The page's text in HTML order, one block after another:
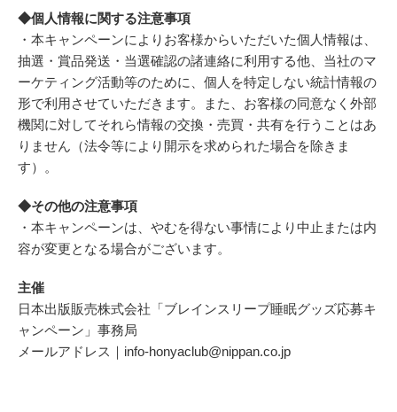
◆個人情報に関する注意事項
・本キャンペーンによりお客様からいただいた個人情報は、
抽選・賞品発送・当選確認の諸連絡に利用する他、当社のマ
ーケティング活動等のために、個人を特定しない統計情報の
形で利用させていただきます。また、お客様の同意なく外部
機関に対してそれら情報の交換・売買・共有を行うことはあ
りません（法令等により開示を求められた場合を除きま
す）。
◆その他の注意事項
・本キャンペーンは、やむを得ない事情により中止または内
容が変更となる場合がございます。
主催
日本出版販売株式会社「ブレインスリープ睡眠グッズ応募キ
ャンペーン」事務局
メールアドレス｜info-honyaclub@nippan.co.jp